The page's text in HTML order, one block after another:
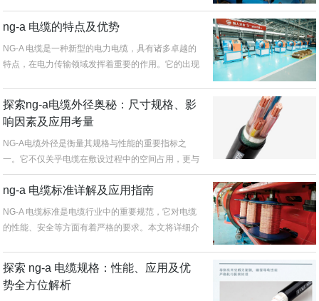
ng-a 电缆的特点及优势
NG-A 电缆是一种新型的电力电缆，具有诸多卓越的
特点，在电力传输领域发挥着重要的作用。它的出现
探索ng-a电缆外径奥秘：尺寸规格、影
响因素及应用考量
NG-A电缆外径是衡量其规格与性能的重要指标之
一。它不仅关乎电缆在敷设过程中的空间占用，更与
电缆的电气性能、机械性能等紧...
ng-a 电缆标准详解及应用指南
NG-A 电缆标准是电缆行业中的重要规范，它对电缆
的性能、安全等方面有着严格的要求。本文将详细介
探索 ng-a 电缆规格：性能、应用及优
势全方位解析